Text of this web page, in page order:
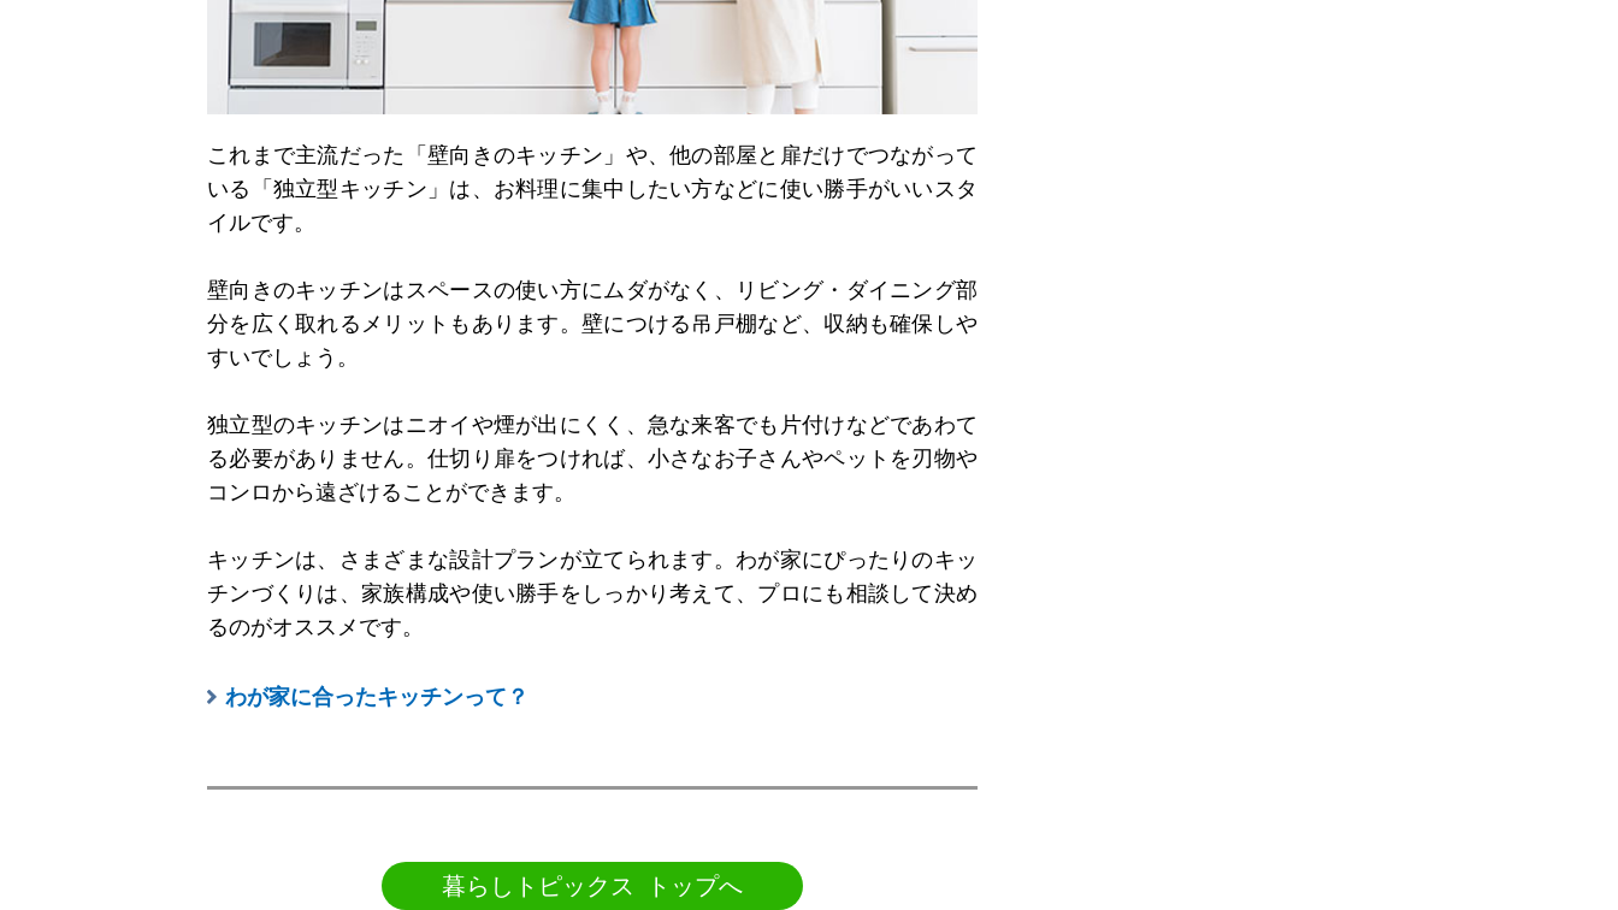
これまで主流だった「壁向きのキッチン」や、他の部屋と扉だけでつながって
いる「独立型キッチン」は、お料理に集中したい方などに使い勝手がいいスタ
イルです。
壁向きのキッチンはスペースの使い方にムダがなく、リビング・ダイニング部
分を広く取れるメリットもあります。壁につける吊戸棚など、収納も確保しや
すいでしょう。
独立型のキッチンはニオイや煙が出にくく、急な来客でも片付けなどであわて
る必要がありません。仕切り扉をつければ、小さなお子さんやペットを刃物や
コンロから遠ざけることができます。
キッチンは、さまざまな設計プランが立てられます。わが家にぴったりのキッ
チンづくりは、家族構成や使い勝手をしっかり考えて、プロにも相談して決め
るのがオススメです。
わが家に合ったキッチンって？
暮らしトピックス トップへ